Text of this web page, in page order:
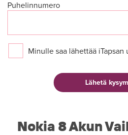
Puhelinnumero
Minulle saa lähettää iTapsan
Nokia 8 Akun